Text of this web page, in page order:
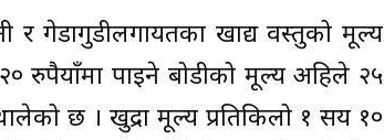
र गेडागुडीलगायतका खाद्य वस्तुको मूल्य
रुपैयाँमा पाइने बोडीको मूल्य अहिले २५
छ । खुद्रा मूल्य प्रतिकिलो १ सय १०